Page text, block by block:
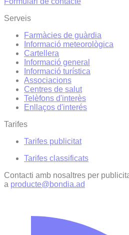
Serveis
Farmàcies de guàrdia
Informació meteorològica
Cartellera
Informació general
Informació turística
Associacions
Centres de salut
Telèfons d'interès
Enllaços d'interés
Tarifes
Tarifes publicitat
Tarifes classificats
Contacti amb nosaltres per
a producte@bondia.ad